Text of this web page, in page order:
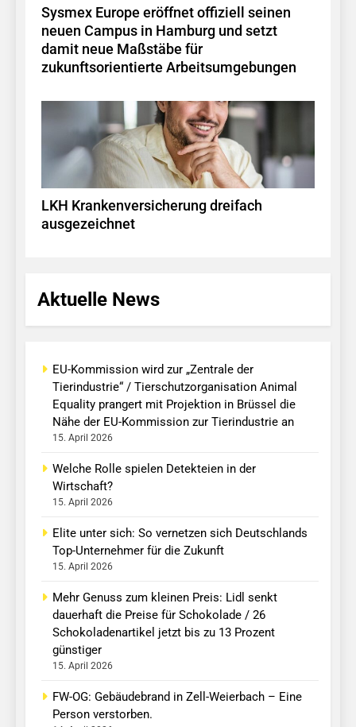
Sysmex Europe eröffnet offiziell seinen
neuen Campus in Hamburg und setzt
damit neue Maßstäbe für
zukunftsorientierte Arbeitsumgebungen
LKH Krankenversicherung dreifach
ausgezeichnet
Aktuelle News
EU-Kommission wird zur „Zentrale der
Tierindustrie“ / Tierschutzorganisation Animal
Equality prangert mit Projektion in Brüssel die
Nähe der EU-Kommission zur Tierindustrie an
15. April 2026
Welche Rolle spielen Detekteien in der
Wirtschaft?
15. April 2026
Elite unter sich: So vernetzen sich Deutschlands
Top-Unternehmer für die Zukunft
15. April 2026
Mehr Genuss zum kleinen Preis: Lidl senkt
dauerhaft die Preise für Schokolade / 26
Schokoladenartikel jetzt bis zu 13 Prozent
günstiger
15. April 2026
FW-OG: Gebäudebrand in Zell-Weierbach – Eine
Person verstorben.